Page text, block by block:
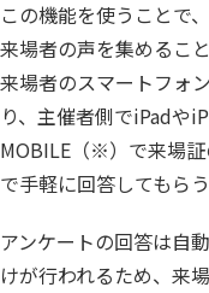
この機能を使うことで
来場者の声を集めるこ
来場者のスマートフォ
り、主催者側でiPadや
MOBILE（※）で来場
で手軽に回答してもら
アンケートの回答は自
けが行われるため、来